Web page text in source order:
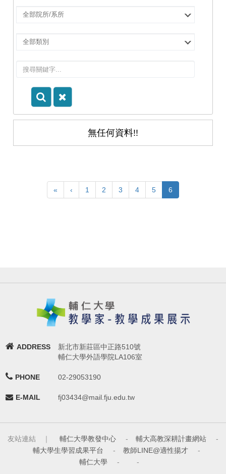
選
所/
所
選
別
無任何資料!!
« ‹ 1 2 3 4 5 6
ADDRESS
新北市新莊區中正路510號
輔仁大學外語學院LA106室
PHONE 02-29053190
E-MAIL fj03434@mail.fju.edu.tw
友站連結 ｜ 輔仁大學教發中心 - 輔大高教深耕計畫網站
-
輔大學生學習成果平台
- 教師LINE@適性揚才
-
輔仁大學
- -